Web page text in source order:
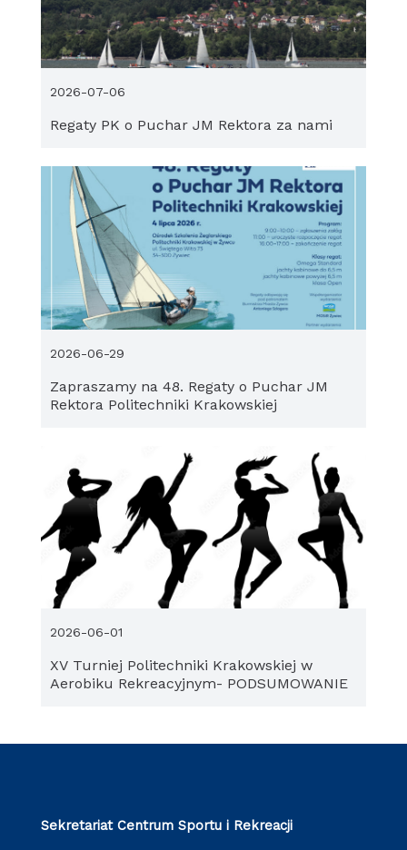
Regaty PK o Puchar JM Rektora za nami
2026-07-06
Zapraszamy na 48. Regaty o Puchar JM
Rektora Politechniki Krakowskiej
2026-06-29
XV Turniej Politechniki Krakowskiej w
Aerobiku Rekreacyjnym- PODSUMOWANIE
2026-06-01
Sekretariat Centrum Sportu i Rekreacji